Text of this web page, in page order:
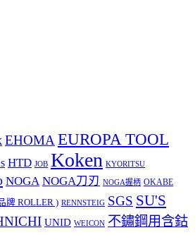
EHOMA EUROPA TOOL
HTD JOB Koken KYORITSU
NOGA NOGA刀刃 NOGA握柄 OKABE
牌 ROLLER ) RENNSTEIG SGS SU'S
UNID WEICON 不鏽鋼用含鈷